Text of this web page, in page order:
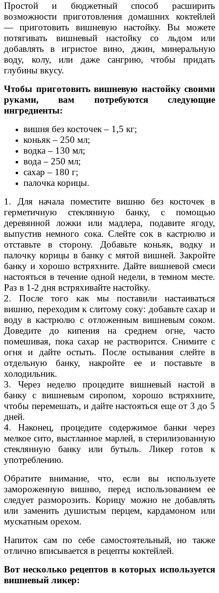
Простой и бюджетный способ расширить
возможности приготовления домашних коктейлей
— приготовить вишневую настойку. Вы можете
потягивать вишневый настойку со льдом или
добавлять в игристое вино, джин, минеральную
воду, колу, или даже сангрию, чтобы придать
глубины вкусу.
Чтобы приготовить вишневую настойку своими
руками, вам потребуются следующие
ингредиенты:
вишня без косточек – 1,5 кг;
коньяк – 250 мл;
водка – 130 мл;
вода – 250 мл;
сахар – 180 г;
палочка корицы.
1. Для начала поместите вишню без косточек в
герметичную стеклянную банку, с помощью
деревянной ложки или мадлера, подавите ягоду,
выпустив немного сока. Слейте сок в кастрюлю и
отставьте в сторону. Добавьте коньяк, водку и
палочку корицы в банку с мятой вишней. Закройте
банку и хорошо встряхните. Дайте вишневой смеси
настояться в течение одной недели, в темном месте.
Раз в 1-2 дня встряхивайте настойку.
2. После того как мы поставили настаиваться
вишню, переходим к слитому соку: добавьте сахар и
воду в кастрюлю с отложенным вишневым соком.
Доведите до кипения на среднем огне, часто
помешивая, пока сахар не растворится. Снимите с
огня и дайте остыть. После остывания слейте в
отдельную банку, накройте ее и поставьте в
холодильник.
3. Через неделю процедите вишневый настой в
банку с вишневым сиропом, хорошо встряхните,
чтобы перемешать, и дайте настояться еще от 3 до 5
дней.
4. Наконец, процедите содержимое банки через
мелкое сито, выстланное марлей, в стерилизованную
стеклянную банку или бутыль. Ликер готов к
употреблению.
Обратите внимание, что, если вы используете
замороженную вишню, перед использованием ее
следует разморозить. Корицу можно не добавлять
или заменить душистым перцем, кардамоном или
мускатным орехом.
Напиток сам по себе самостоятельный, но также
отлично вписывается в рецепты коктейлей.
Вот несколько рецептов в которых используется
вишневый ликер: